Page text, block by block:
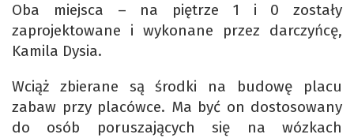
Oba miejsca – na piętrze 1 i 0 zostały
zaprojektowane i wykonane przez darczyńcę,
Kamila Dysia.
Wciąż zbierane są środki na budowę placu
zabaw przy placówce. Ma być on dostosowany
do osób poruszających się na wózkach